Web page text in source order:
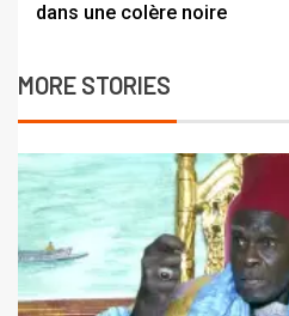
dans une colère noire
MORE STORIES